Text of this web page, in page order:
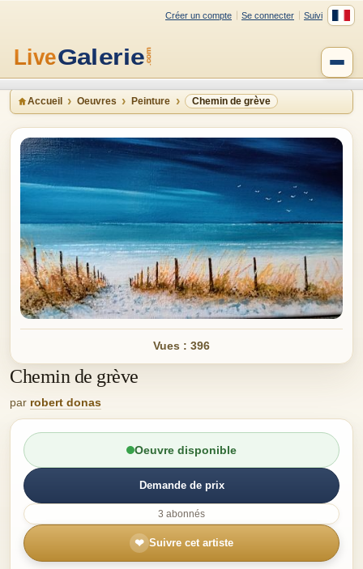
Créer un compte Se connecter Suivi
Accueil Oeuvres Peinture Chemin de grève
Vues : 396
Chemin de grève
par robert donas
Oeuvre disponible
Demande de prix
3 abonnés
❤ Suivre cet artiste